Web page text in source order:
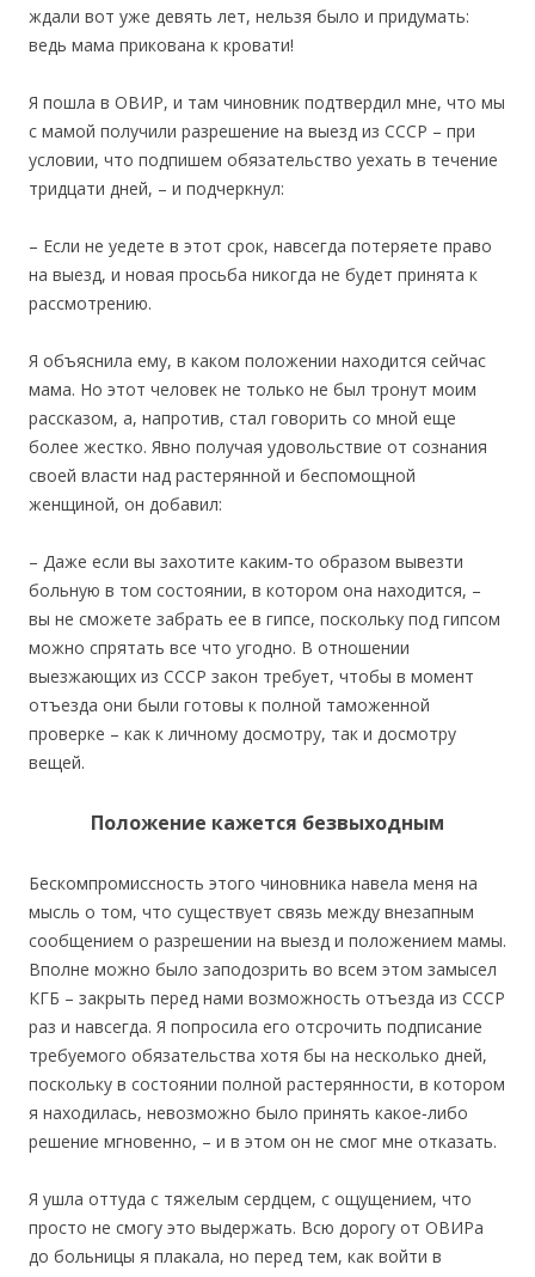
ждали вот уже девять лет, нельзя было и придумать:
ведь мама прикована к кровати!
Я пошла в ОВИР, и там чиновник подтвердил мне, что мы
с мамой получили разрешение на выезд из СССР – при
условии, что подпишем обязательство уехать в течение
тридцати дней, – и подчеркнул:
– Если не уедете в этот срок, навсегда потеряете право
на выезд, и новая просьба никогда не будет принята к
рассмотрению.
Я объяснила ему, в каком положении находится сейчас
мама. Но этот человек не только не был тронут моим
рассказом, а, напротив, стал говорить со мной еще
более жестко. Явно получая удовольствие от сознания
своей власти над растерянной и беспомощной
женщиной, он добавил:
– Даже если вы захотите каким‐то образом вывезти
больную в том состоянии, в котором она находится, –
вы не сможете забрать ее в гипсе, поскольку под гипсом
можно спрятать все что угодно. В отношении
выезжающих из СССР закон требует, чтобы в момент
отъезда они были готовы к полной таможенной
проверке – как к личному досмотру, так и досмотру
вещей.
Положение кажется безвыходным
Бескомпромиссность этого чиновника навела меня на
мысль о том, что существует связь между внезапным
сообщением о разрешении на выезд и положением мамы.
Вполне можно было заподозрить во всем этом замысел
КГБ – закрыть перед нами возможность отъезда из СССР
раз и навсегда. Я попросила его отсрочить подписание
требуемого обязательства хотя бы на несколько дней,
поскольку в состоянии полной растерянности, в котором
я находилась, невозможно было принять какое‐либо
решение мгновенно, – и в этом он не смог мне отказать.
Я ушла оттуда с тяжелым сердцем, c ощущением, что
просто не смогу это выдержать. Всю дорогу от ОВИРа
до больницы я плакала, но перед тем, как войти в